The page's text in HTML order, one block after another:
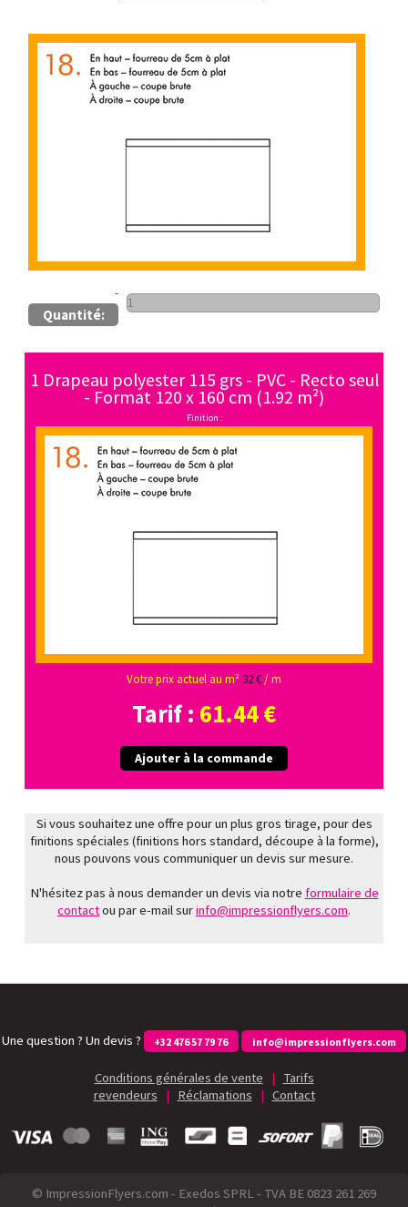
Quantité:
1 Drapeau polyester 115 grs - PVC - Recto seul
- Format 120 x 160 cm (1.92 m²)
Finition :
Votre prix actuel au m² 32 €/ m
Tarif : 61.44 €
Ajouter à la commande
Si vous souhaitez une offre pour un plus gros tirage, pour des
finitions spéciales (finitions hors standard, découpe à la forme),
nous pouvons vous communiquer un devis sur mesure.
N'hésitez pas à nous demander un devis via notre formulaire de
contactou par e-mail surinfo@impressionflyers.com.
Une question ? Un devis ? +32 476 57 79 76 info@impressionflyers.com
Conditions générales de vente |
Tarifs
revendeurs
| Réclamations | Contact
© ImpressionFlyers.com - Exedos SPRL - TVA BE 0823 261 269